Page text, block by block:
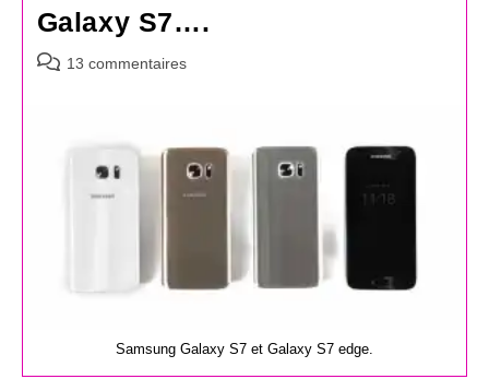
Galaxy S7….
Commentaires
13 commentaires
Samsung Galaxy S7 et Galaxy S7 edge.